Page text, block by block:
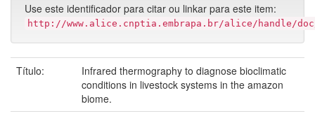
Use este identificador para citar ou linkar para este item:
http://www.alice.cnptia.embrapa.br/alice/handle/doc/
Título:
Infrared thermography to diagnose bioclimatic
conditions in livestock systems in the amazon
biome.